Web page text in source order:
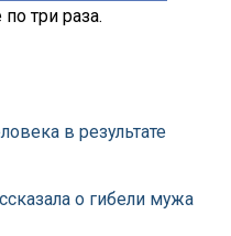
три раза.
в результате
о гибели мужа